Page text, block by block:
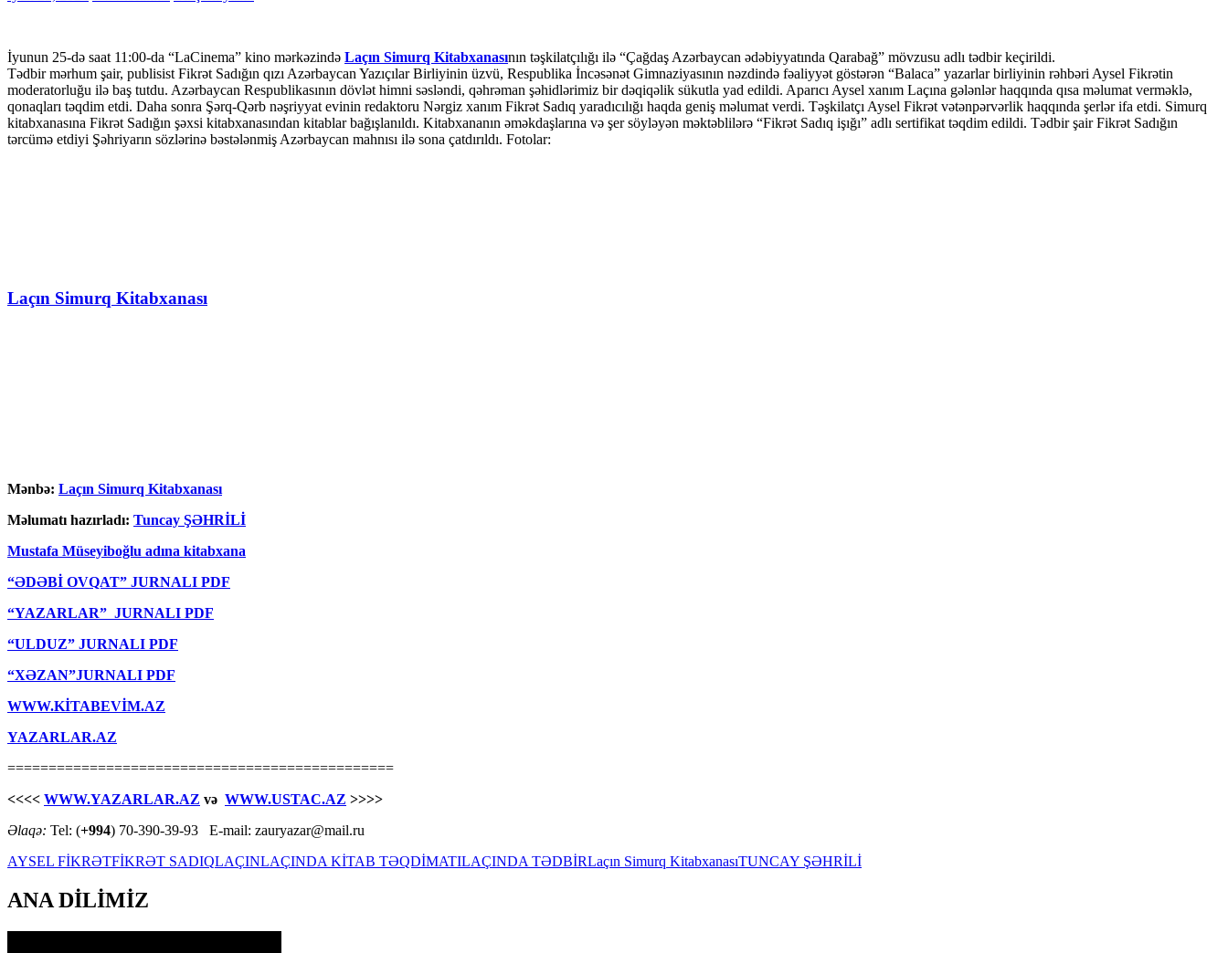
İyunun 25-də saat 11:00-da “LaCinema” kino mərkəzində Laçın Simurq Kitabxanasının təşkilatçılığı ilə “Çağdaş Azərbaycan ədəbiyyatında Qarabağ” mövzusu adlı tədbir keçirildi.
Tədbir mərhum şair, publisist Fikrət Sadığın qızı Azərbaycan Yazıçılar Birliyinin üzvü, Respublika İncəsənət Gimnaziyasının nəzdində fəaliyyət göstərən “Balaca” yazarlar birliyinin rəhbəri Aysel Fikrətin
moderatorluğu ilə baş tutdu. Azərbaycan Respublikasının dövlət himni səsləndi, qəhrəman şəhidlərimiz bir dəqiqəlik sükutla yad edildi. Aparıcı Aysel xanım Laçına gələnlər haqqında qısa məlumat verməklə,
qonaqları təqdim etdi. Daha sonra Şərq-Qərb nəşriyyat evinin redaktoru Nərgiz xanım Fikrət Sadıq yaradıcılığı haqda geniş məlumat verdi. Təşkilatçı Aysel Fikrət vətənpərvərlik haqqında şerlər ifa etdi. Simurq
kitabxanasına Fikrət Sadığın şəxsi kitabxanasından kitablar bağışlanıldı. Kitabxananın əməkdaşlarına və şer söyləyən məktəblilərə “Fikrət Sadıq işığı” adlı sertifikat təqdim edildi. Tədbir şair Fikrət Sadığın
tərcümə etdiyi Şəhriyarın sözlərinə bəstələnmiş Azərbaycan mahnısı ilə sona çatdırıldı. Fotolar:
Laçın Simurq Kitabxanası
Mənbə: Laçın Simurq Kitabxanası
Məlumatı hazırladı: Tuncay ŞƏHRİLİ
Mustafa Müseyiboğlu adına kitabxana
“ƏDƏBİ OVQAT” JURNALI PDF
“YAZARLAR” JURNALI PDF
“ULDUZ” JURNALI PDF
“XƏZAN”JURNALI PDF
WWW.KİTABEVİM.AZ
YAZARLAR.AZ
===============================================
<<<< WWW.YAZARLAR.AZ və WWW.USTAC.AZ >>>>
Əlaqə: Tel: (+994) 70-390-39-93 E-mail: zauryazar@mail.ru
AYSEL FİKRƏTFİKRƏT SADIQLAÇINLAÇINDA KİTAB TƏQDİMATILAÇINDA TƏDBİRLaçın Simurq KitabxanasıTUNCAY ŞƏHRİLİ
ANA DİLİMİZ